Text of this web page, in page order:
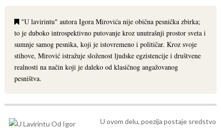
"U lavirintu" autora Igora Mirovića nije obična pesnička zbirka;
to je duboko introspektivno putovanje kroz unutrašnji prostor sveta i
sumnje samog pesnika, koji je istovremeno i političar. Kroz svoje
stihove, Mirović istražuje složenost ljudske egzistencije i društvene
realnosti na način koji je daleko od klasičnog angažovanog
pesništva.
U ovom delu, poezija postaje sredstvo